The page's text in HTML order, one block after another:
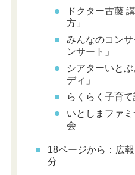
ドクター古藤
方」
みんなのコン
ンサート」
シアターいと
ディ」
らくらく子育て
いとしまファ
会
18ページから：広
分